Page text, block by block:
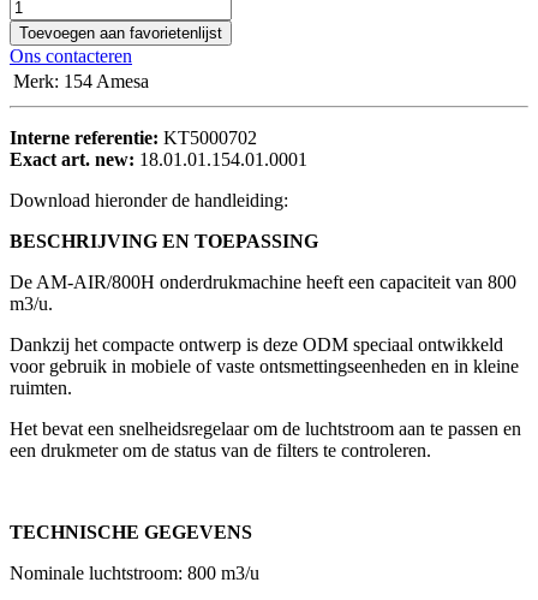
Toevoegen aan favorietenlijst
Ons contacteren
Merk: 154 Amesa
Interne referentie: KT5000702
Exact art. new: 18.01.01.154.01.0001
Download hieronder de handleiding:
BESCHRIJVING EN TOEPASSING
De AM-AIR/800H onderdrukmachine heeft een capaciteit van 800
m3/u.
Dankzij het compacte ontwerp is deze ODM speciaal ontwikkeld
voor gebruik in mobiele of vaste ontsmettingseenheden en in kleine
ruimten.
Het bevat een snelheidsregelaar om de luchtstroom aan te passen en
een drukmeter om de status van de filters te controleren.
TECHNISCHE GEGEVENS
Nominale luchtstroom: 800 m3/u